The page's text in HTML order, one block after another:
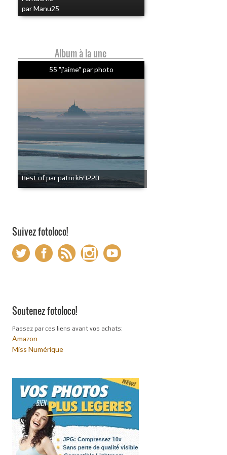
par Manu25
Album à la une
55 "j'aime" par photo
Best of par patrick69220
Suivez fotoloco!
Soutenez fotoloco!
Passez par ces liens avant vos achats:
Amazon
Miss Numérique